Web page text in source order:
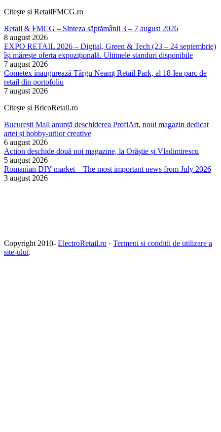
Citește și RetailFMCG.ro
Retail & FMCG – Sinteza săptămânii 3 – 7 august 2026
8 august 2026
EXPO RETAIL 2026 – Digital, Green & Tech (23 – 24 septembrie)
își mărește oferta expozițională. Ultimele standuri disponibile
7 august 2026
Cometex inaugurează Târgu Neamț Retail Park, al 18-lea parc de
retail din portofoliu
7 august 2026
Citește și BricoRetail.ro
București Mall anunță deschiderea ProfiArt, noul magazin dedicat
artei și hobby-urilor creative
6 august 2026
Action deschide două noi magazine, la Orăștie și Vladimirescu
5 august 2026
Romanian DIY market – The most important news from July 2026
3 august 2026
Copyright 2010- ElectroRetail.ro · Termeni si conditii de utilizare a
site-ului.